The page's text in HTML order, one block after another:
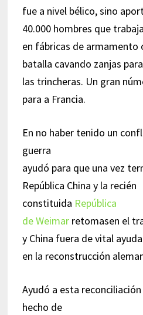
fue a nivel bélico, sino
40.000 hombres que
en fábricas de armamento
batalla cavando zanjas
las trincheras. Un gran
para a Francia.
En no haber tenido un
guerra
ayudó para que una vez
República China y la recién
constituida República
de Weimarretomasen el
y China fuera de vital ayuda
en la reconstrucción
Ayudó a esta
hecho de